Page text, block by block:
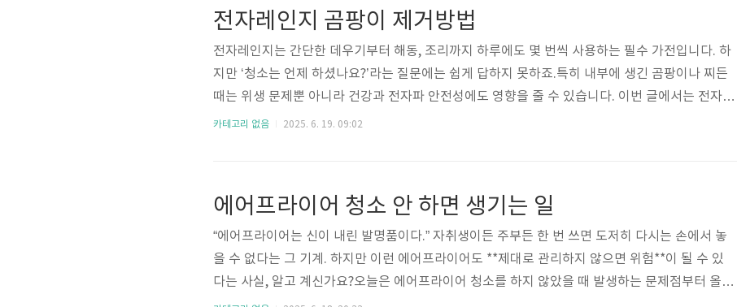
다. 냉장 상태에서도 세균 활동이 완전히 멈..
전자레인지 곰팡이 제거방법
전자레인지는 간단한 데우기부터 해동, 조리까지 하루에도 몇 번씩 사용하는 필수 가전입니다. 하
지만 ‘청소는 언제 하셨나요?’라는 질문에는 쉽게 답하지 못하죠.특히 내부에 생긴 곰팡이나 찌든
때는 위생 문제뿐 아니라 건강과 전자파 안전성에도 영향을 줄 수 있습니다. 이번 글에서는 전자레
인지에 곰팡이가 생기는 원인부터, 셀프 청소법, 예방 관리법까지 총정리해드립니다.1. 전자레인
기 → 이슬 맺힘특히 고기, 국물, 치즈류는 ..
카테고리 없음 2025. 6. 19. 09:02
에어프라이어 청소 안 하면 생기는 일
“에어프라이어는 신이 내린 발명품이다.” 자취생이든 주부든 한 번 쓰면 도저히 다시는 손에서 놓
을 수 없다는 그 기계. 하지만 이런 에어프라이어도 **제대로 관리하지 않으면 위험**이 될 수 있
다는 사실, 알고 계신가요?오늘은 에어프라이어 청소를 하지 않았을 때 발생하는 문제점부터 올바